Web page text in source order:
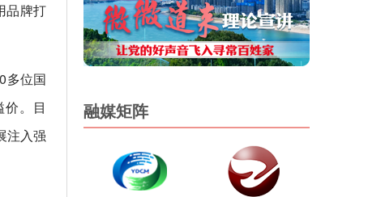
品牌打
多位国
。目
注入强
融媒矩阵